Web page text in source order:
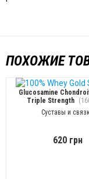
ПОХОЖИЕ
Glucosamine
Triple Strength
Суставы и
620 грн